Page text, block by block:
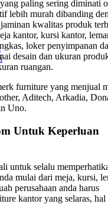
paling sering diminati
lebih murah dibanding
kwalitas produk
kantor, kursi kantor,
loker penyimpanan
desain dan ukuran
ruangan.
furniture yang menjual
Aditech, Arkadia,
Uno.
Untuk Keperluan
untuk selalu
mulai dari meja, kursi,
perusahaan anda harus
kantor yang selaras,